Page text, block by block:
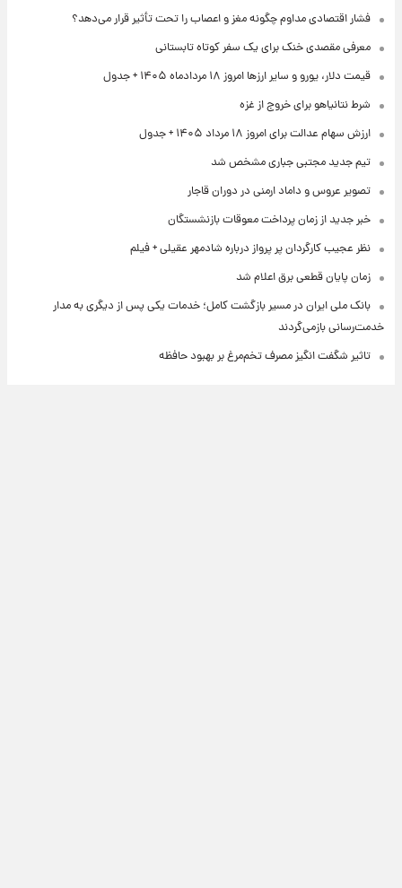
فشار اقتصادی مداوم چگونه مغز و اعصاب را تحت تأثیر قرار می‌دهد؟
معرفی مقصدی خنک برای یک سفر کوتاه تابستانی
قیمت دلار، یورو و سایر ارزها امروز ۱۸ مردادماه ۱۴۰۵ + جدول
شرط نتانیاهو برای خروج از غزه
ارزش سهام عدالت برای امروز ۱۸ مرداد ۱۴۰۵ + جدول
تیم جدید مجتبی جباری مشخص شد
تصویر عروس و داماد ارمنی در دوران قاجار
خبر جدید از زمان پرداخت معوقات بازنشستگان
نظر عجیب کارگردان پر پرواز درباره شادمهر عقیلی + فیلم
زمان پایان قطعی برق اعلام شد
بانک ملی ایران در مسیر بازگشت کامل؛ خدمات یکی پس از دیگری به مدار
خدمت‌رسانی بازمی‌گردند
تاثیر شگفت انگیز مصرف تخم‌مرغ بر بهبود حافظه